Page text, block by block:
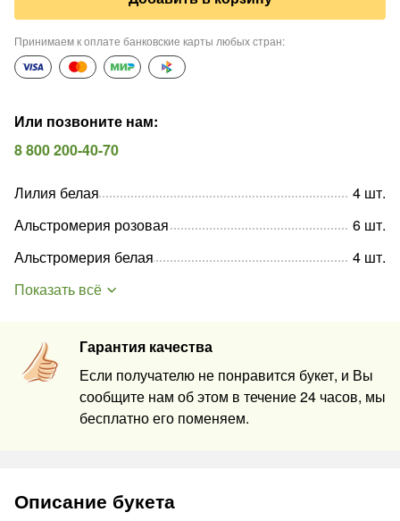
Принимаем к оплате банковские карты любых стран:
Или позвоните нам:
8 800 200-40-70
Гарантия качества
Если получателю не понравится букет, и Вы
сообщите нам об этом в течение 24 часов, мы
бесплатно его поменяем.
Лилия белая 4 шт.
Альстромерия розовая
6 шт.
Альстромерия белая
4 шт.
Показать всё
Описание букета